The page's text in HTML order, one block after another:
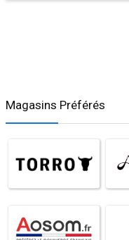
Magasins Préférés